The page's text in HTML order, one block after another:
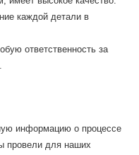
каждой детали в
ответственность за
информацию о процессе
провели для наших